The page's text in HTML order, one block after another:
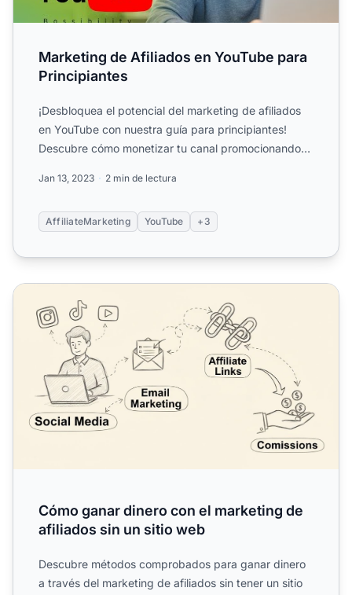
Marketing de Afiliados en YouTube para
Principiantes
¡Desbloquea el potencial del marketing de afiliados
en YouTube con nuestra guía para principiantes!
Descubre cómo monetizar tu canal promocionando
Jan 13, 2023 2 min de lectura
AffiliateMarketing YouTube +3
Cómo ganar dinero con el marketing de afiliados sin un
Cómo ganar dinero con el marketing de
afiliados sin un sitio web
Descubre métodos comprobados para ganar dinero
a través del marketing de afiliados sin tener un sitio